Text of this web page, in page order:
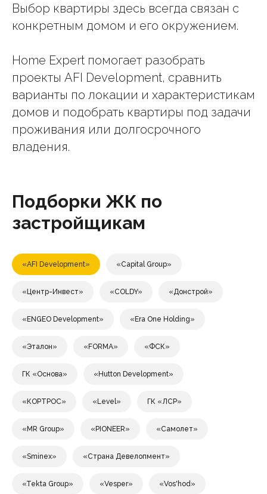
Выбор квартиры здесь всегда связан с
конкретным домом и его окружением.
Home Expert помогает разобрать
проекты AFI Development, сравнить
варианты по локации и характеристикам
домов и подобрать квартиры под задачи
проживания или долгосрочного
владения.
Подборки ЖК по
застройщикам
«AFI Development» «Capital Group»
«Центр-Инвест» «COLDY» «Донстрой»
«ENGEO Development» «Era One Holding»
«Эталон» «FORMA» «ФСК»
ГК «Основа» «Hutton Development»
«КОРТРОС» «Level» ГК «ЛСР»
«MR Group» «PIONEER» «Самолет»
«Sminex» «Страна Девелопмент»
«Tekta Group» «Vesper» «Vos'hod»